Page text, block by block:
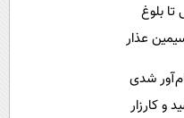
تا بلوغ
عذار
شدی
و کارزار